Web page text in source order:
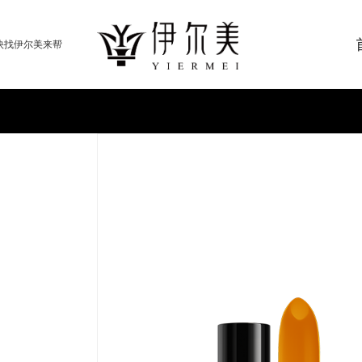
找伊尔美来帮